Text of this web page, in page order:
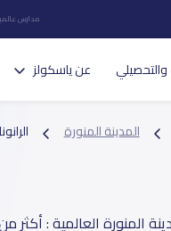
مدارس
والتحصيلي عن ياسكولز
المدينة المنورة